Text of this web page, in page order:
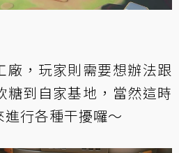
廠，玩家則需要想辦法跟
糖到自家基地，當然這時
行各種干擾囉～